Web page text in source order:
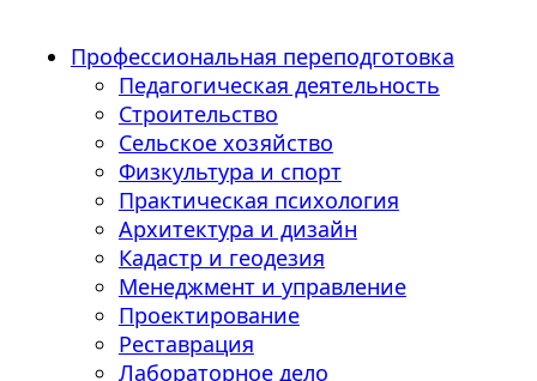
Профессиональная переподготовка
Педагогическая деятельность
Строительство
Сельское хозяйство
Физкультура и спорт
Практическая психология
Архитектура и дизайн
Кадастр и геодезия
Менеджмент и управление
Проектирование
Реставрация
Лабораторное дело